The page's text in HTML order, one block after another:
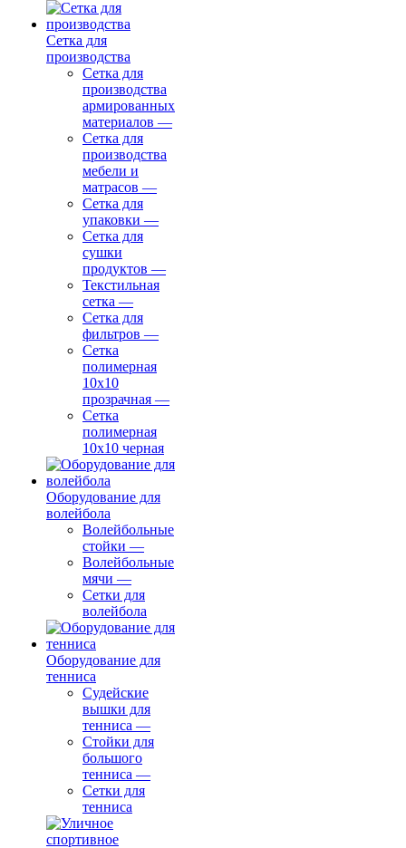
Сетка для
производства
Сетка для
производства
армированных
материалов —
Сетка для
производства
мебели и
матрасов —
Сетка для
упаковки —
Сетка для
сушки
продуктов —
Текстильная
сетка —
Сетка для
фильтров —
Сетка
полимерная
10х10
прозрачная —
Сетка
полимерная
10х10 черная
Оборудование для
волейбола
Волейбольные
стойки —
Волейбольные
мячи —
Сетки для
волейбола
Оборудование для
тенниса
Судейские
вышки для
тенниса —
Стойки для
большого
тенниса —
Сетки для
тенниса